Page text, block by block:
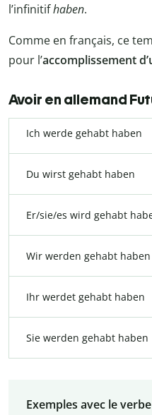
l’infinitifhaben.
Comme en français, ce
pour l’accomplissement
Avoir en allemand
Ich werde gehabt haben
Du wirst gehabt haben
Er/sie/es wird gehabt
Wir werden gehabt haben
Ihr werdet gehabt haben
Sie werden gehabt haben
Exemples avec le verbe